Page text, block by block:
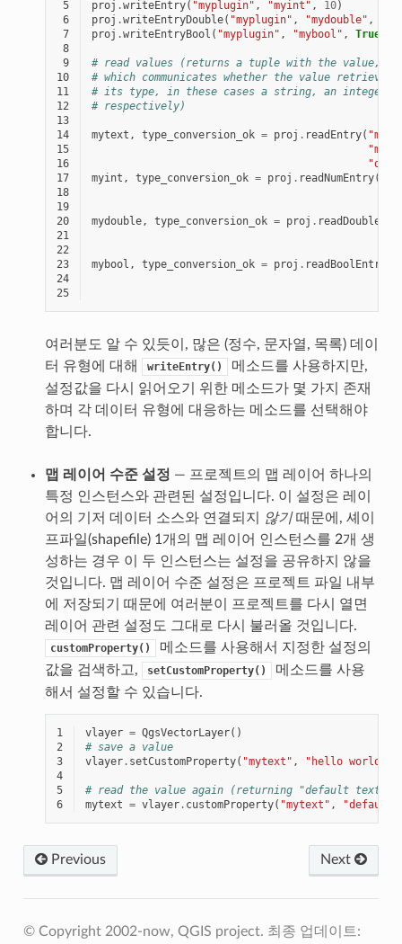
5
proj .writeEntry( "myplugin" , "myint" , 10)
6
proj .writeEntryDouble( "myplugin" , "mydouble" ,
7
proj .writeEntryBool ( "myplugin" , "mybool" , True
8
9
# read values (returns a tuple with the value,
10
# which communicates whether the value
11
# its type, in these cases a string, an integer, a
12
# respectively)
13
14
mytext , type_conversion_ok = proj . readEntry(
15
16
17
myint , type_conversion_ok = proj . readNumEntry(
18
19
20
mydouble, type_conversion_ok = proj .
21
22
23
mybool , type_conversion_ok = proj . readBoolEntry
24
25
여러분도 알 수 있듯이, 많은 (정수, 문자열, 목록) 데이
터 유형에 대해
writeEntry()
메소드를 사용하지만,
설정값을 다시 읽어오기 위한 메소드가 몇 가지 존재
하며 각 데이터 유형에 대응하는 메소드를 선택해야
합니다.
맵 레이어 수준 설정 — 프로젝트의 맵 레이어 하나의
특정 인스턴스와 관련된 설정입니다. 이 설정은 레이
어의 기저 데이터 소스와 연결되지
않기때문에, 셰이
프파일(shapefile) 1개의 맵 레이어 인스턴스를 2개 생
성하는 경우 이 두 인스턴스는 설정을 공유하지 않을
것입니다. 맵 레이어 수준 설정은 프로젝트 파일 내부
에 저장되기 때문에 여러분이 프로젝트를 다시 열면
레이어 관련 설정도 그대로 다시 불러올 것입니다.
customProperty()
메소드를 사용해서 지정한 설정의
값을 검색하고,
setCustomProperty()
메소드를 사용
해서 설정할 수 있습니다.
1 vlayer = QgsVectorLayer()
2
# save a value
3
vlayer. setCustomProperty( "mytext" , "hello world"
4
5
# read the value again (returning "default text"
6
mytext = vlayer. customProperty( "mytext" , "default
Previous Next
© Copyright 2002-now, QGIS project. 최종 업데이트: